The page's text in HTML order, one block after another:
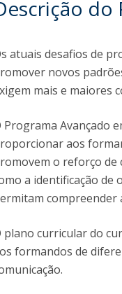
Family and
do
atuais desafios de
novos
mais e maiores
Programa Avançado
aos
o reforço de
a identificação de
compreender
plano curricular do
formandos de